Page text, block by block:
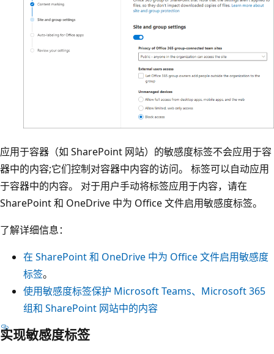
应用于容器（如 SharePoint 网站）的敏感度标签不会应用于容
器中的内容;它们控制对容器中内容的访问。 标签可以自动应用
于容器中的内容。 对于用户手动将标签应用于内容，请在
SharePoint 和 OneDrive 中为 Office 文件启用敏感度标签。
了解详细信息：
在 SharePoint 和 OneDrive 中为 Office 文件启用敏感度
标签。
使用敏感度标签保护 Microsoft Teams、Microsoft 365
组和 SharePoint 网站中的内容
实现敏感度标签